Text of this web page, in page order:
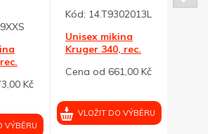
Kč
VÝBĚRU
Kód: 14.T9302013L
Unisex mikina
Kruger 340, rec.
Cena od 661,00 Kč
VLOŽIT DO VÝBĚRU